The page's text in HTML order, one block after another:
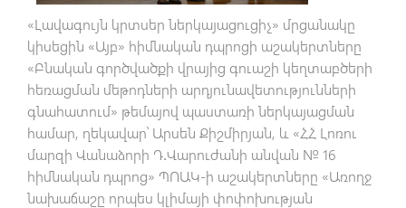
«Լավագույն կրտսեր ներկայացուցիչ» մրցանակը
կիսեցին «Այբ» հիմնական դպրոցի աշակերտները
«Բնական գործվածքի վրայից գուաշի կեղտաբծերի
հեռացման մեթոդների արդյունավետությունների
գնահատում» թեմայով պաստառի ներկայացման
համար, ղեկավար՝ Արսեն Քիշմիրյան, և «ՀՀ Լոռու
մարզի Վանաձորի Դ․Վարուժանի անվան № 16
հիմնական դպրոց» ՊՈԱԿ-ի աշակերտները «Առողջ
նախաճաշը որպես կլիմայի փոփոխության